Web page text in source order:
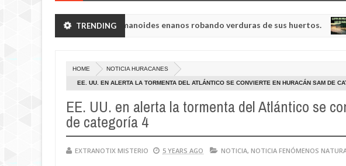
TRENDING
vieron a humanoides enanos robando verduras de sus huertos. NOTICIA
HOME NOTICIA HURACANES
EE. UU. EN ALERTA LA TORMENTA DEL ATLÁNTICO SE CONVIERTE EN HURACÁN SAM DE
EE. UU. en alerta la tormenta del Atlántico se
de categoría 4
EXTRANOTIX MISTERIO 5 YEARS AGO NOTICIA, NOTICIA FENÓMENOS